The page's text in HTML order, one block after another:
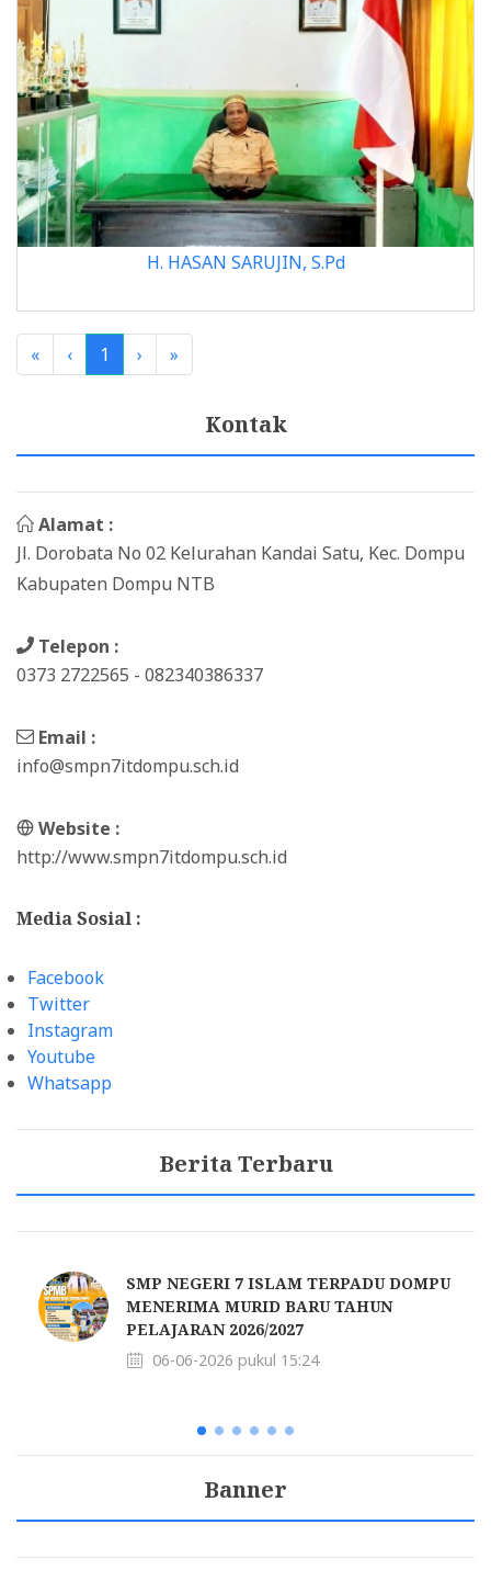
Kontak
Alamat :
Jl. Dorobata No 02 Kelurahan Kandai Satu, Kec. Dompu
Kabupaten Dompu NTB
Telepon :
0373 2722565 - 082340386337
Email :
info@smpn7itdompu.sch.id
Website :
http://www.smpn7itdompu.sch.id
Media Sosial :
Facebook
Twitter
Instagram
Youtube
Whatsapp
Berita Terbaru
SMP NEGERI 7 ISLAM TERPADU DOMPU
MENERIMA MURID BARU TAHUN
PELAJARAN 2026/2027
06-06-2026 pukul 15:24
Banner
H. HASAN SARUJIN, S.Pd
« ‹ 1 › »